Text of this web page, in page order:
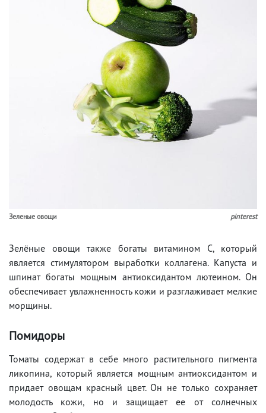
Зеленые овощи pinterest
Зелёные овощи также богаты витамином С, который
является стимулятором выработки коллагена. Капуста и
шпинат богаты мощным антиоксидантом лютеином. Он
обеспечивает увлажненность кожи и разглаживает мелкие
морщины.
Помидоры
Томаты содержат в себе много растительного пигмента
ликопина, который является мощным антиоксидантом и
придает овощам красный цвет. Он не только сохраняет
молодость кожи, но и защищает ее от солнечных